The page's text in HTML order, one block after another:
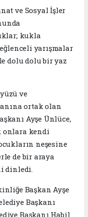
ve Sosyal İşler
kukla
yarışmalar
dolu dolu bir yaz
ve
ortak olan
Ayşe Ünlüce,
onlara kendi
neşesine
de bir araya
dinledi.
Başkan Ayşe
Başkanı
Başkanı Habil